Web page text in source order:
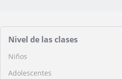
Nivel de las clases
Niños
Adolescentes